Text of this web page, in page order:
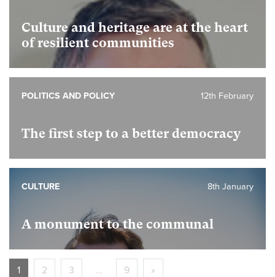
Culture and heritage are at the heart
of resilient communities
The first step to a better democracy
12th February
POLITICS AND POLICY
A monument to the communal
8th January
CULTURE
1 2 3 … 9 »